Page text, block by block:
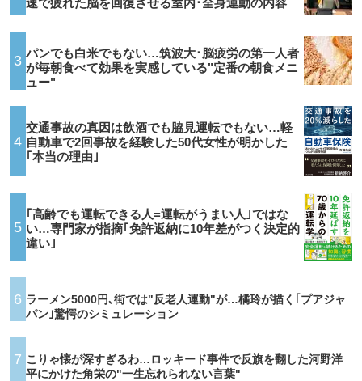
速で疲れた脳を回復させる室内･全身運動の内容
3 パンでも白米でもない…筑波大･脳疲労の第一人者
が毎朝食べて効果を実感している"定番の朝食メニ
ュー"
4
交通事故の真因は飲酒でも脇見運転でもない…軽
自動車で2回事故を経験した50代女性が明かした
｢本当の理由｣
5
｢高齢でも運転できる人=運転がうまい人｣ではな
い…専門家が指摘｢免許返納に10年差がつく決定的
違い｣
6 ラーメン5000円､街では"反老人運動"が…橘玲が描く｢プアジャ
パン｣驚愕のシミュレーション
7 こりゃ懐が深すぎるわ…ロッキード事件で反旗を翻した河野洋
平にかけた角栄の"一生忘れられない言葉"